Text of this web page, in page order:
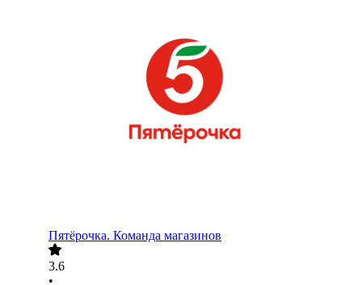
Пятёрочка. Команда магазинов
3.6
•